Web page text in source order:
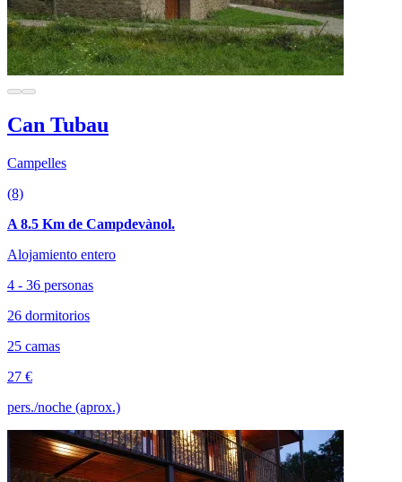
Can Tubau
Campelles
(8)
A 8.5 Km de Campdevànol.
Alojamiento entero
4 - 36 personas
26 dormitorios
25 camas
27 €
pers./noche (aprox.)